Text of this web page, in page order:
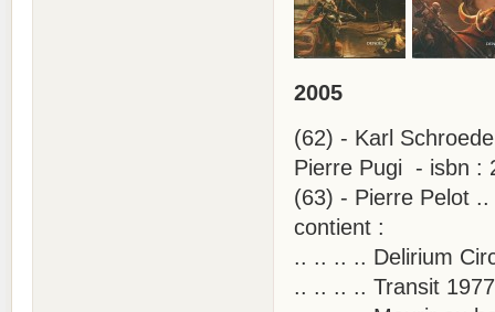
2005
(62) - Karl
Pierre Pugi - isbn :
(63) - Pierre Pelot
contient :
.. .. .. .. Delirium
.. .. .. .. Transit